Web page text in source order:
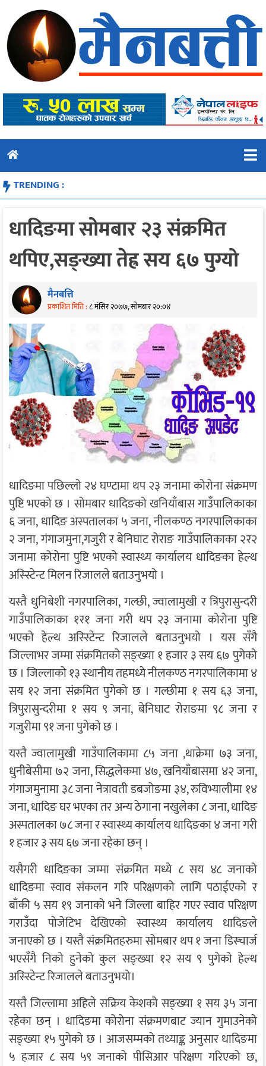
content
TRENDING :
धादिङमा सोमबार २३ संक्रमित
थपिए,सङ्ख्या तेह्र सय ६७ पुग्यो
मैनबत्ति
प्रकाशित मिति :८ मंसिर २०७७, सोमबार २०:०४
धादिङमा पछिल्लो २४ घण्टामा थप २३ जनामा कोरोना संक्रमण
पुष्टि भएको छ । सोमबार धादिङको खनियाँबास गाउँपालिकाका
६ जना, धादिङ अस्पतालका ५ जना, नीलकण्ठ नगरपालिकाका
२ जना, गंगाजमुना,गजुरी र बेनिघाट रोराङ गाउँपालिकाका २र२
जनामा कोरोना पुष्टि भएको स्वास्थ्य कार्यालय धादिङका हेल्थ
अस्स्टिेन्ट मिलन रिजालले बताउनुभयो ।
यस्तै धुनिबेशी नगरपालिका, गल्छी, ज्वालामुखी र त्रिपुरासुन्दरी
गाउँपालिकाका १र१ जना गरी थप २३ जनामा कोरोना पुष्टि
भएको हेल्थ अस्स्टिेन्ट रिजालले बताउनुभयो । यस सँगै
जिल्लाभर जम्मा संक्रमितको सङ्ख्या १ हजार ३ सय ६७ पुगेको
छ । जिल्लाको १३ स्थानीय तहमध्ये नीलकण्ठ नगरपालिकामा ४
सय १२ जना संक्रमित पुगेको छ । गल्छीमा १ सय ६३ जना,
त्रिपुरासुन्दरीमा १ सय ९ जना, बेनिघाट रोराङमा ९८ जना र
गजुरीमा ९१ जना पुगेको छ ।
यस्तै ज्वालामुखी गाउँपालिकामा ८५ जना ,थाक्रेमा ७३ जना,
धुनीबेसीमा ७२ जना, सिद्धलेकमा ४७, खनियाँबासमा ४२ जना,
गंगाजमुनामा ३८ जना नेत्रावती डबजोङमा ३४, रुविभ्यालीमा १४
जना, धादिङ घर भएका तर अन्य ठेगाना नखुलेका ८ जना, धादिङ
अस्पतालका ७८ जना र स्वास्थ्य कार्यालय धादिङका ४ जना गरी
१ हजार ३ सय ६७ जना रहेका छन् ।
यसैगरी धादिङका जम्मा संक्रमित मध्ये ८ सय ४८ जनाको
धादिङमा स्वाव संकलन गरि परिक्षणको लागि पठाईएको र
बाँकी ५ सय १९ जनाको भने जिल्ला बाहिर गएर स्वाव परिक्षण
गराउँदा पोजेटिभ देखिएको स्वास्थ्य कार्यालय धादिङले
जनाएको छ । यस्तै संक्रमितहरुमा सोमबार थप १ जना डिस्चार्ज
भएसँगै निको हुनेको कुल सङ्ख्या १२ सय ९ पुगेको हेल्थ
अस्स्टिेन्ट रिजालले बताउनुभयो।
यस्तै जिल्लामा अहिले सक्रिय केशको सङ्ख्या १ सय ३५ जना
रहेका छन् । धादिङमा कोरोना संक्रमणबाट ज्यान गुमाउनेको
सङ्ख्या १५ पुगेको छ । आजसम्मको तथ्याङ्क अनुसार धादिङमा
५ हजार ८ सय ५९ जनाको पीसिआर परिक्षण गरिएको छ,